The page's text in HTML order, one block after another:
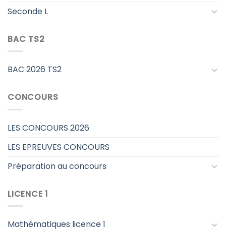
Seconde L
BAC TS2
BAC 2026 TS2
CONCOURS
LES CONCOURS 2026
LES EPREUVES CONCOURS
Préparation au concours
LICENCE 1
Mathématiques licence 1